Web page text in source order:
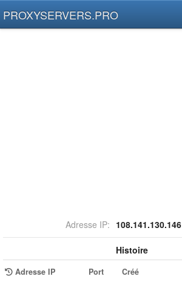
PROXYSERVERS.PRO
Adresse IP: 108.141.130.146
Histoire
Adresse IP Port Créé